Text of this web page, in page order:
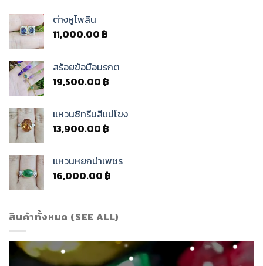
ต่างหูไพลิน
11,000.00 ฿
สร้อยข้อมือมรกต
19,500.00 ฿
แหวนซิทรีนสีแม่โขง
13,900.00 ฿
แหวนหยกบ่าเพชร
16,000.00 ฿
สินค้าทั้งหมด (SEE ALL)